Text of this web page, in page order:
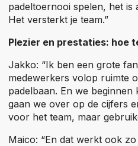
padeltoernooi spelen, het is
Het versterkt je team.”
Plezier en prestaties: hoe
Jakko: “Ik ben een grote
medewerkers volop ruimte
padelbaan. En we
gaan we over op de cijfers
voor het team, maar
Maico: “En dat werkt ook